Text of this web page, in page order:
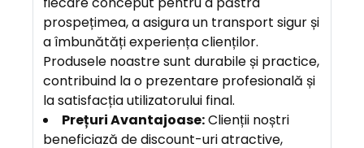
prospețimea, a asigura un transport sigur și
a îmbunătăți experiența clienților.
Produsele noastre sunt durabile și practice,
contribuind la o prezentare profesională și
la satisfacția utilizatorului final.
Prețuri Avantajoase:Clienții noștri
beneficiază de discount-uri atractive,